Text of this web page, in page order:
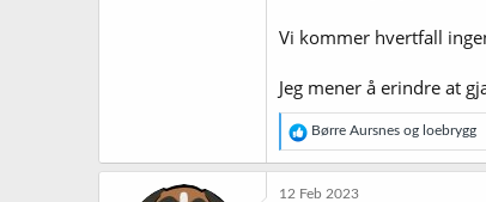
Vi kommer hvertfall
Jeg mener å erindre at
R
e
a
k
Børre Aursnes og loebrygg
12 Feb 2023